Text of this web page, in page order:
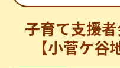
子育て支援
【小菅ケ谷